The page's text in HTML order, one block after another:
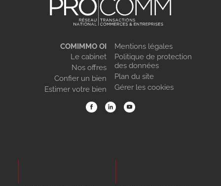
COMIMMO OI
Le cabinet
Nos offres
Confier un bien
Estimer votre bien
Mentions légales
Politique de protection
des données
Plan du site
Gérer les cookies